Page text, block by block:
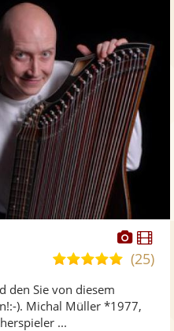
4,9
Sternen
(25)
den Sie von diesem
). Michal Müller *1977,
...